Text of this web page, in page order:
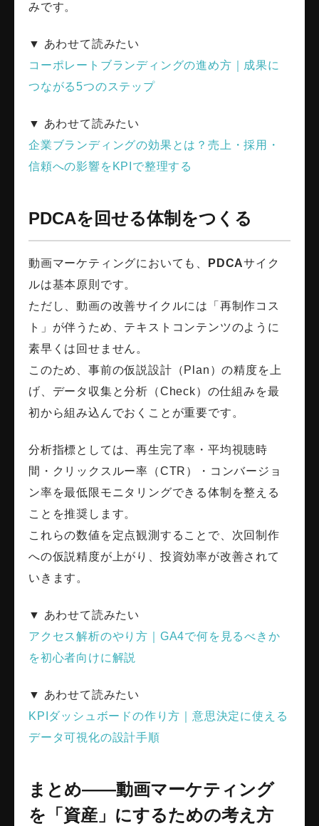
みです。
▼ あわせて読みたい
コーポレートブランディングの進め方｜成果に
つながる5つのステップ
▼ あわせて読みたい
企業ブランディングの効果とは？売上・採用・
信頼への影響をKPIで整理する
PDCAを回せる体制をつくる
動画マーケティングにおいても、 PDCAサイク
ルは基本原則です。
ただし、動画の改善サイクルには「再制作コス
ト」が伴うため、テキストコンテンツのように
素早くは回せません。
このため、事前の仮説設計（Plan）の精度を上
げ、データ収集と分析（Check）の仕組みを最
初から組み込んでおくことが重要です。
分析指標としては、再生完了率・平均視聴時
間・クリックスルー率（CTR）・コンバージョ
ン率を最低限モニタリングできる体制を整える
ことを推奨します。
これらの数値を定点観測することで、次回制作
への仮説精度が上がり、投資効率が改善されて
いきます。
▼ あわせて読みたい
アクセス解析のやり方｜GA4で何を見るべきか
を初心者向けに解説
▼ あわせて読みたい
KPIダッシュボードの作り方｜意思決定に使える
データ可視化の設計手順
まとめ——動画マーケティング
を「資産」にするための考え方